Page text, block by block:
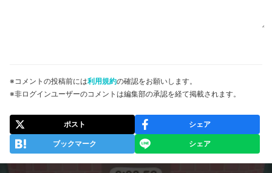
※コメントの投稿前には利用規約の確認をお願いします。
※非ログインユーザーのコメントは編集部の承認を経て掲載されます。
ポスト シェア
ブックマーク シェア